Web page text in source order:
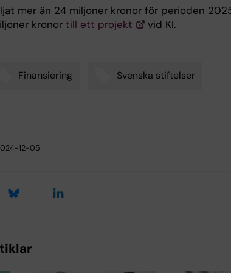
mer än 24 miljoner kronor för perioden
kronor till ett projekt vid KI.
Finansiering Svenska stiftelser
12-05